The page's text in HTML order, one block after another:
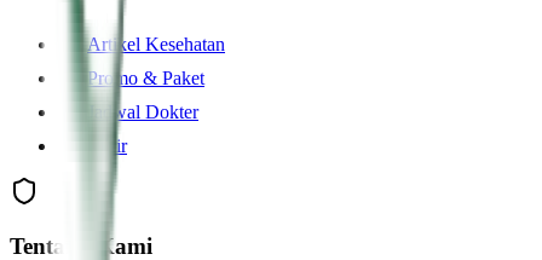
Artikel Kesehatan
Promo & Paket
Jadwal Dokter
Karir
Tentang Kami